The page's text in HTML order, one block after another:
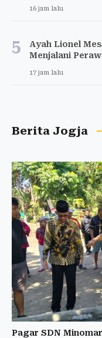
16 jam lalu
5
Ayah Lionel
Menjalani
17 jam lalu
Berita Jogja
Pagar SDN